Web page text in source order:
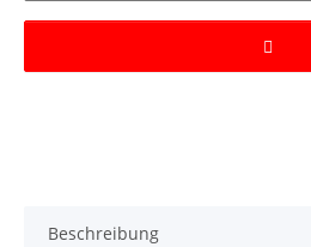
Beschreibung